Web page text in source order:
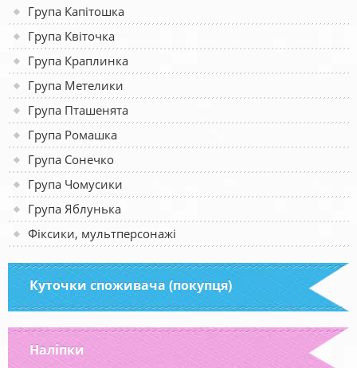
Група Капітошка
Група Квіточка
Група Краплинка
Група Метелики
Група Пташенята
Група Ромашка
Група Сонечко
Група Чомусики
Група Яблунька
Фіксики, мультперсонажі
Куточки споживача (покупця)
Наліпки